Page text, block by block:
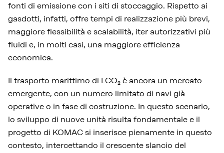
fonti di emissione con i siti di stoccaggio. Rispetto ai
gasdotti, infatti, offre tempi di realizzazione più brevi,
maggiore flessibilità e scalabilità, iter autorizzativi più
fluidi e, in molti casi, una maggiore efficienza
economica.
Il trasporto marittimo di LCO₂ è ancora un mercato
emergente, con un numero limitato di navi già
operative o in fase di costruzione. In questo scenario,
lo sviluppo di nuove unità risulta fondamentale e il
progetto di KOMAC si inserisce pienamente in questo
contesto, intercettando il crescente slancio del